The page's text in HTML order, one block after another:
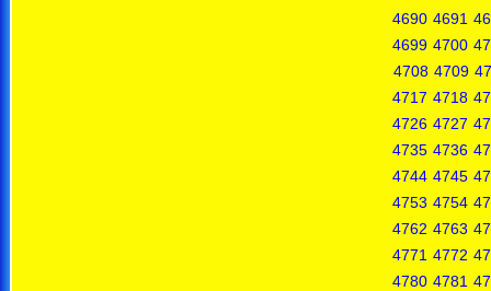
4690 4691
4699 4700
4708 4709
4717 4718
4726 4727
4735 4736
4744 4745
4753 4754
4762 4763
4771 4772
4780 4781